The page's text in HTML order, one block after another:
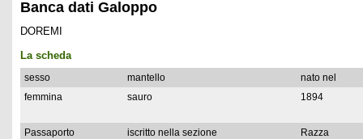
Banca dati Galoppo
DOREMI
La scheda
sesso mantello
nato nel
femmina
sauro 1894
Passaporto iscritto nella sezione
Razza